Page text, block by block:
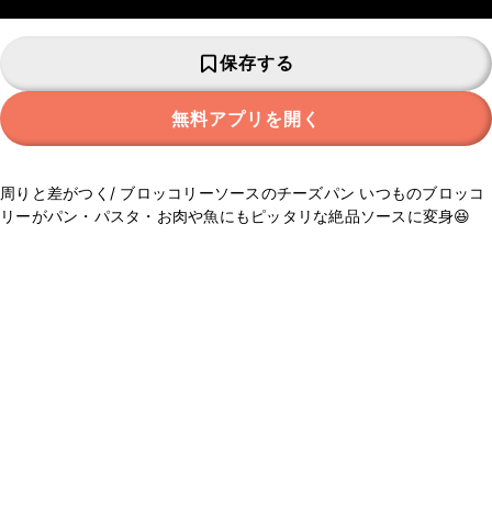
保存する
無料アプリを開く
周りと差がつく/ ブロッコリーソースのチーズパン いつものブロッコ
リーがパン・パスタ・お肉や魚にもピッタリな絶品ソースに変身😆